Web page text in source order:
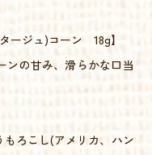
ージュ)コーン 18g】
ンの甘み、滑らかな口当
ろこし(アメリカ、ハン